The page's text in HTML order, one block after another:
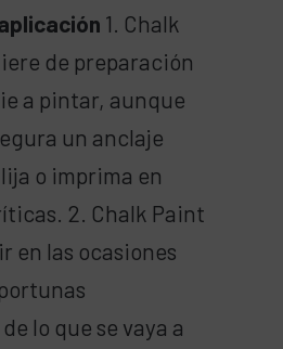
1. Chalk
de preparación
a pintar, aunque
un anclaje
o imprima en
2. Chalk Paint
en las ocasiones
lo que se vaya a